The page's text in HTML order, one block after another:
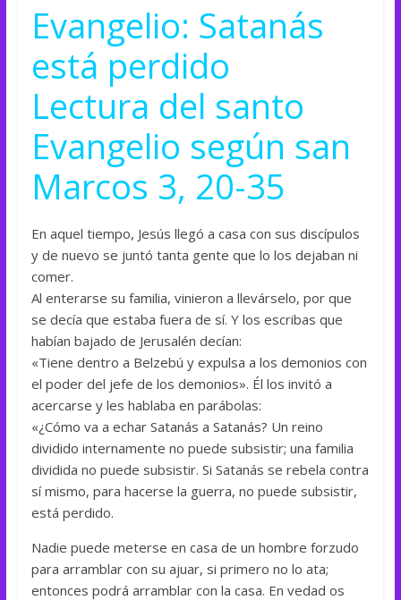
Evangelio: Satanás
está perdido
Lectura del santo
Evangelio según san
Marcos 3, 20-35
En aquel tiempo, Jesús llegó a casa con sus discípulos
y de nuevo se juntó tanta gente que lo los dejaban ni
comer.
Al enterarse su familia, vinieron a llevárselo, por que
se decía que estaba fuera de sí. Y los escribas que
habían bajado de Jerusalén decían:
«Tiene dentro a Belzebú y expulsa a los demonios con
el poder del jefe de los demonios». Él los invitó a
acercarse y les hablaba en parábolas:
«¿Cómo va a echar Satanás a Satanás? Un reino
dividido internamente no puede subsistir; una familia
dividida no puede subsistir. Si Satanás se rebela contra
sí mismo, para hacerse la guerra, no puede subsistir,
está perdido.
Nadie puede meterse en casa de un hombre forzudo
para arramblar con su ajuar, si primero no lo ata;
entonces podrá arramblar con la casa. En vedad os